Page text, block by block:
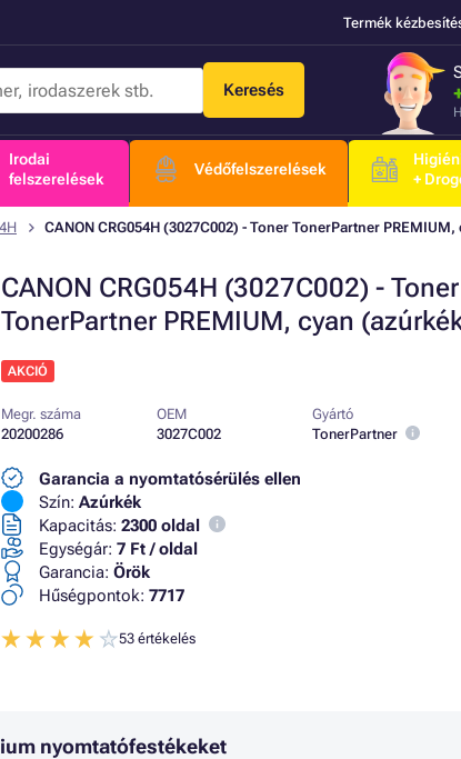
Termék
Keresés
Irodai
felszerelések
Védőfelszerelések
+
CANON CRG054H (3027C002) - Toner TonerPartner
CANON CRG054H (3027C002) - Toner
TonerPartner PREMIUM, cyan
AKCIÓ
Megr. száma
20200286
OEM
3027C002
Gyártó
TonerPartner
Garancia a nyomtatósérülés ellen
Szín: Azúrkék
Kapacitás: 2300 oldal
Egységár: 7 Ft / oldal
Garancia: Örök
Hűségpontok: 7717
53 értékelés
nyomtatófestékeket